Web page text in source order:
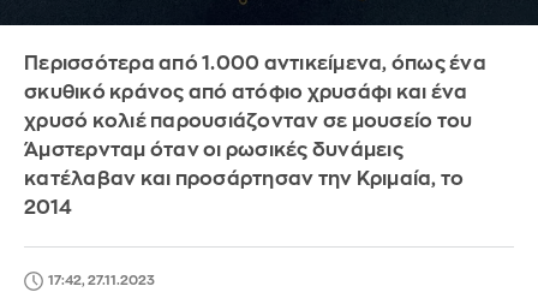
Περισσότερα από 1.000 αντικείμενα, όπως ένα
σκυθικό κράνος από ατόφιο χρυσάφι και ένα
χρυσό κολιέ παρουσιάζονταν σε μουσείο του
Άμστερνταμ όταν οι ρωσικές δυνάμεις
κατέλαβαν και προσάρτησαν την Κριμαία, το
2014
17:42, 27.11.2023